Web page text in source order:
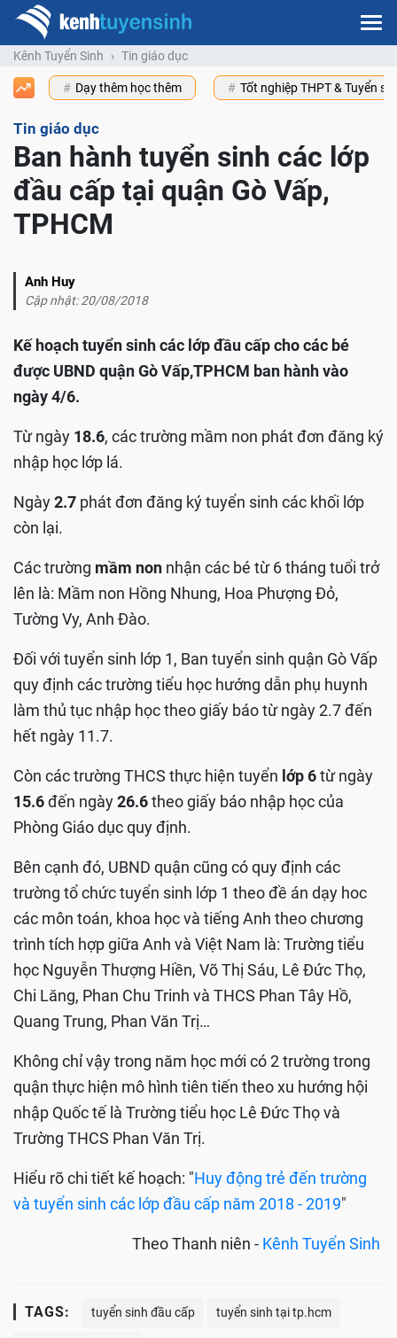
Kênh Tuyển Sinh Tin giáo dục
Dạy thêm học thêm Tốt nghiệp THPT & Tuyển
Tin giáo dục
Ban hành tuyển sinh các lớp
đầu cấp tại quận Gò Vấp,
TPHCM
Anh Huy
Cập nhật: 20/08/2018
Kế hoạch tuyển sinh các lớp đầu cấp cho các bé
được UBND quận Gò Vấp,TPHCM ban hành vào
ngày 4/6.
Từ ngày 18.6, các trường mầm non phát đơn đăng ký
nhập học lớp lá.
Ngày2.7 phát đơn đăng ký tuyển sinh các khối lớp
còn lại.
Các trường mầm non nhận các bé từ 6 tháng tuổi trở
lên là: Mầm non Hồng Nhung, Hoa Phượng Đỏ,
Tường Vy, Anh Đào.
Đối với tuyển sinh lớp 1, Ban tuyển sinh quận Gò Vấp
quy định các trường tiểu học hướng dẫn phụ huynh
làm thủ tục nhập học theo giấy báo từ ngày 2.7 đến
hết ngày 11.7.
Còn các trường THCS thực hiện tuyển lớp 6từ ngày
15.6đến ngày26.6theo giấy báo nhập học của
Phòng Giáo dục quy định.
Bên cạnh đó, UBND quận cũng có quy định các
trường tổ chức tuyển sinh lớp 1 theo đề án dạy hoc
các môn toán, khoa học và tiếng Anh theo chương
trình tích hợp giữa Anh và Việt Nam là: Trường tiểu
học Nguyễn Thượng Hiền, Võ Thị Sáu, Lê Đức Thọ,
Chi Lăng, Phan Chu Trinh và THCS Phan Tây Hồ,
Quang Trung, Phan Văn Trị…
Không chỉ vậy trong năm học mới có 2 trường trong
quận thực hiện mô hình tiên tiến theo xu hướng hội
nhập Quốc tế là Trường tiểu học Lê Đức Thọ và
Trường THCS Phan Văn Trị.
Hiểu rõ chi tiết kế hoạch: "Huy động trẻ đến trường
và tuyển sinh các lớp đầu cấp năm 2018 - 2019"
Theo Thanh niên - Kênh Tuyển Sinh
TAGS: tuyển sinh đầu cấp tuyển sinh tại tp.hcm